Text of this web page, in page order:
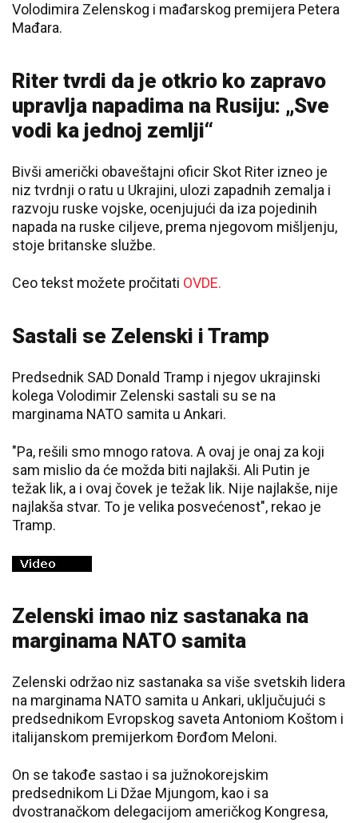
Volodimira Zelenskog i mađarskog premijera Petera
Mađara.
Riter tvrdi da je otkrio ko zapravo
upravlja napadima na Rusiju: „Sve
vodi ka jednoj zemlji“
Bivši američki obaveštajni oficir Skot Riter izneo je
niz tvrdnji o ratu u Ukrajini, ulozi zapadnih zemalja i
razvoju ruske vojske, ocenjujući da iza pojedinih
napada na ruske ciljeve, prema njegovom mišljenju,
stoje britanske službe.
Ceo tekst možete pročitati OVDE.
Sastali se Zelenski i Tramp
Predsednik SAD Donald Tramp i njegov ukrajinski
kolega Volodimir Zelenski sastali su se na
marginama NATO samita u Ankari.
"Pa, rešili smo mnogo ratova. A ovaj je onaj za koji
sam mislio da će možda biti najlakši. Ali Putin je
težak lik, a i ovaj čovek je težak lik. Nije najlakše, nije
najlakša stvar. To je velika posvećenost", rekao je
Tramp.
Zelenski imao niz sastanaka na
marginama NATO samita
Zelenski održao niz sastanaka sa više svetskih lidera
na marginama NATO samita u Ankari, uključujući s
predsednikom Evropskog saveta Antoniom Koštom i
italijanskom premijerkom Đorđom Meloni.
On se takođe sastao i sa južnokorejskim
predsednikom Li Džae Mjungom, kao i sa
dvostranačkom delegacijom američkog Kongresa,